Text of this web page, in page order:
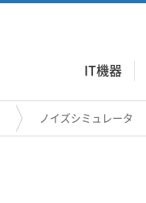
IT機器
ノイズシミュレータ